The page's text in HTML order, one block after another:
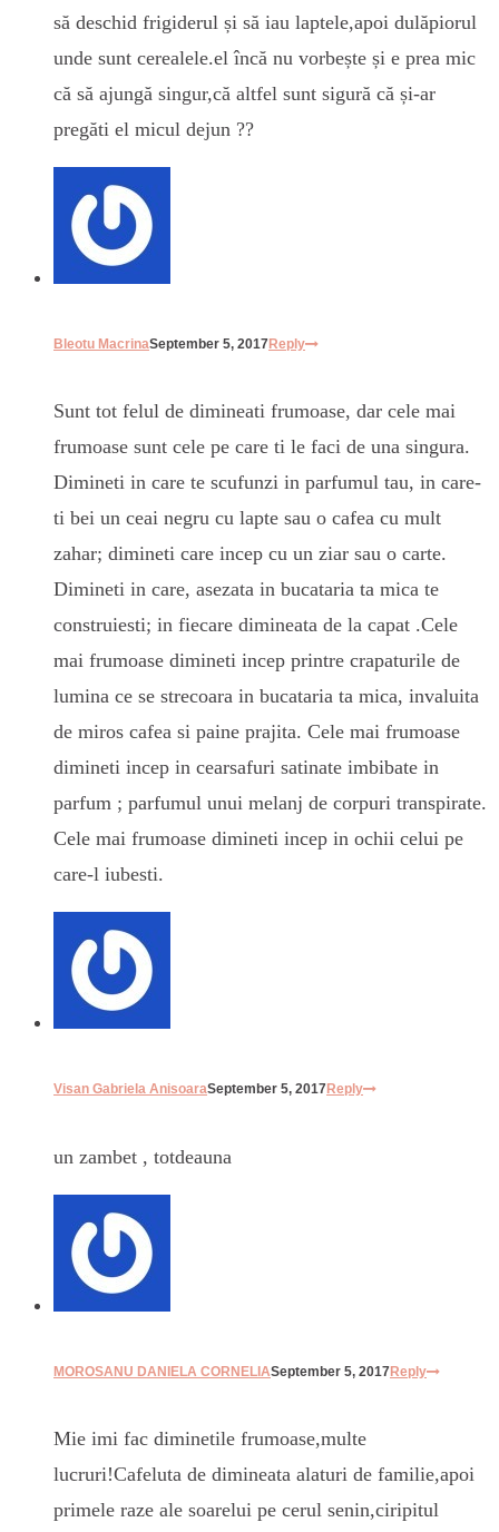
să deschid frigiderul și să iau laptele,apoi dulăpiorul
unde sunt cerealele.el încă nu vorbește și e prea mic
că să ajungă singur,că altfel sunt sigură că și-ar
pregăti el micul dejun ??
Bleotu MacrinaSeptember 5, 2017Reply
Sunt tot felul de dimineati frumoase, dar cele mai
frumoase sunt cele pe care ti le faci de una singura.
Dimineti in care te scufunzi in parfumul tau, in care-
ti bei un ceai negru cu lapte sau o cafea cu mult
zahar; dimineti care incep cu un ziar sau o carte.
Dimineti in care, asezata in bucataria ta mica te
construiesti; in fiecare dimineata de la capat .Cele
mai frumoase dimineti incep printre crapaturile de
lumina ce se strecoara in bucataria ta mica, invaluita
de miros cafea si paine prajita. Cele mai frumoase
dimineti incep in cearsafuri satinate imbibate in
parfum ; parfumul unui melanj de corpuri transpirate.
Cele mai frumoase dimineti incep in ochii celui pe
care-l iubesti.
Visan Gabriela AnisoaraSeptember 5, 2017Reply
un zambet , totdeauna
MOROSANU DANIELA CORNELIASeptember 5, 2017Reply
Mie imi fac diminetile frumoase,multe
lucruri!Cafeluta de dimineata alaturi de familie,apoi
primele raze ale soarelui pe cerul senin,ciripitul